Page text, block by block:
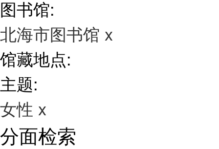
图书馆:
北海市图书馆 x
馆藏地点:
主题:
女性 x
分面检索